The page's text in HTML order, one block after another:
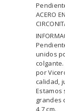
ACERO
unidos
por
calidad,
Estamos
grandes
4,7 cm.